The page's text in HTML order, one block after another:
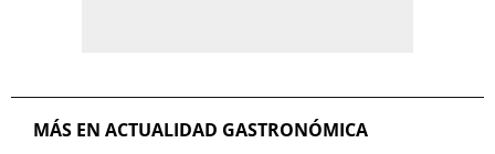
MÁS EN ACTUALIDAD GASTRONÓMICA